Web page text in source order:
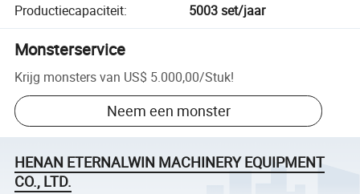
Productiecapaciteit: 5003 set/jaar
Monsterservice
Krijg monsters van US$ 5.000,00/Stuk!
Neem een monster
HENAN ETERNALWIN MACHINERY EQUIPMENT
CO., LTD.